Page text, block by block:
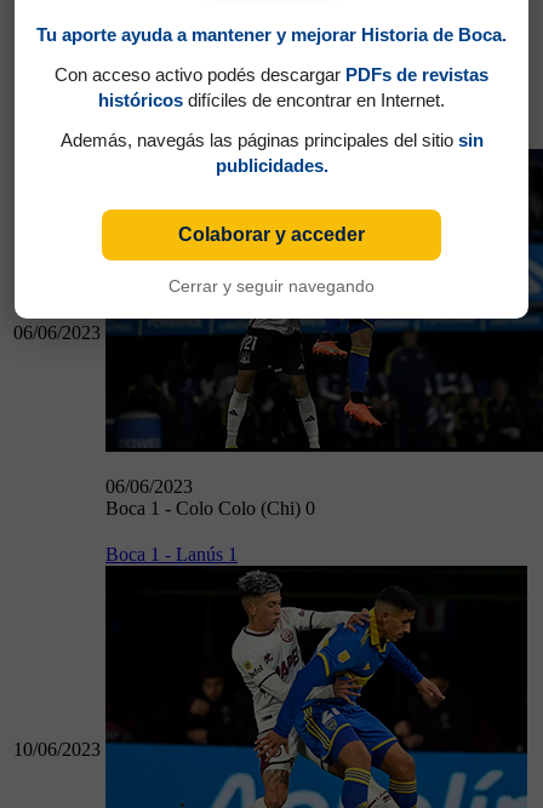
01/06/2023
Arsenal 1 - Boca 0
06/06/2023
Boca 1 - Colo Colo (Chi) 0
06/06/2023
Boca 1 - Colo Colo (Chi) 0
10/06/2023
Boca 1 - Lanús 1
Tu aporte ayuda a mantener y mejorar Historia de Boca.
Con acceso activo podés descargar PDFs de revistas
históricos difíciles de encontrar en Internet.
Además, navegás las páginas principales del sitio sin
publicidades.
Colaborar y acceder
Cerrar y seguir navegando